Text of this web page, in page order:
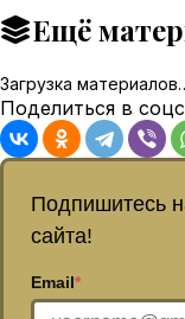
Ещё
Загрузка
Поделиться в
Подпишитесь
сайта!
Email*